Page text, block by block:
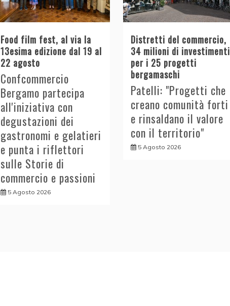
Food film fest, al via la
13esima edizione dal 19 al
22 agosto
Confcommercio
Bergamo partecipa
all'iniziativa con
degustazioni dei
gastronomi e gelatieri
e punta i riflettori
sulle Storie di
commercio e passioni
5 Agosto 2026
Distretti del commercio,
34 milioni di investimenti
per i 25 progetti
bergamaschi
Patelli: "Progetti che
creano comunità forti
e rinsaldano il valore
con il territorio"
5 Agosto 2026